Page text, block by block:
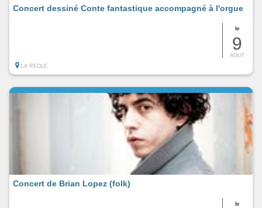
le
9
AOUT
Concert dessiné Conte fantastique accompagné à l'orgue
LA REOLE
le
Concert de Brian Lopez (folk)